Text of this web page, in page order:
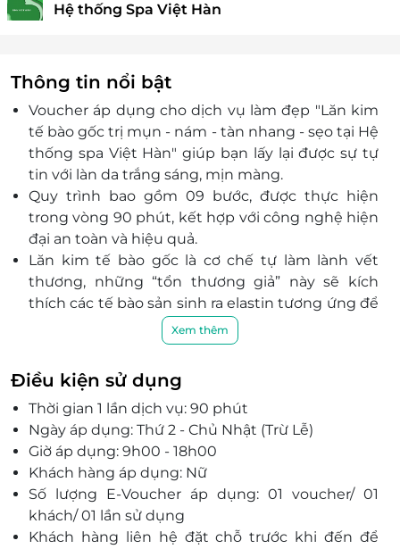
Hệ thống Spa Việt Hàn
Thông tin nổi bật
Voucher áp dụng cho dịch vụ làm đẹp "Lăn kim
tế bào gốc trị mụn - nám - tàn nhang - sẹo tại Hệ
thống spa Việt Hàn" giúp bạn lấy lại được sự tự
tin với làn da trắng sáng, mịn màng.
Quy trình bao gồm 09 bước, được thực hiện
trong vòng 90 phút, kết hợp với công nghệ hiện
đại an toàn và hiệu quả.
Lăn kim tế bào gốc là cơ chế tự làm lành vết
thương, những “tổn thương giả” này sẽ kích
thích các tế bào sản sinh ra elastin tương ứng để
làm lành vết thương. Từ đó, các bác sĩ sẽ đưa
những dưỡng chất cần thiết có trong tế bào gốc
vào bên trong da, giúp nuôi dưỡng và điều trị
các vấn đề về da như nám, sạm,
Không gian spa sang trọng, lịch sự, yên tĩnh, trị
liệu bằng âm nhạc du dương và các mùi hương
tinh dầu thanh khiết.
Đội ngũ chuyên viên tu nghiệp tại Hàn Quốc,
được đào tạo chuyên nghiệp, phục vụ chu đáo,
nhiệt tình và thấu hiểu khách hàng.
Xem thêm
Điều kiện sử dụng
Thời gian 1 lần dịch vụ: 90 phút
Ngày áp dụng: Thứ 2 - Chủ Nhật (Trừ Lễ)
Giờ áp dụng: 9h00 - 18h00
Khách hàng áp dụng: Nữ
Số lượng E-Voucher áp dụng: 01 voucher/ 01
khách/ 01 lần sử dụng
Khách hàng liên hệ đặt chỗ trước khi đến để